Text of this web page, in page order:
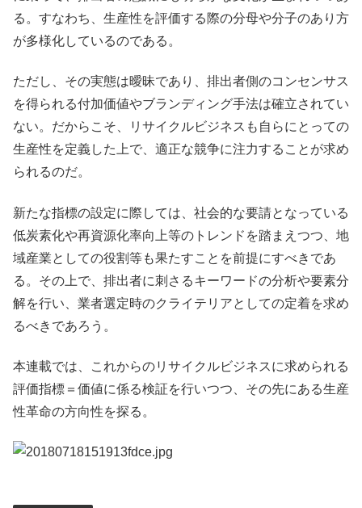
る。すなわち、生産性を評価する際の分母や分子のあり方
が多様化しているのである。
ただし、その実態は曖昧であり、排出者側のコンセンサス
を得られる付加価値やブランディング手法は確立されてい
ない。だからこそ、リサイクルビジネスも自らにとっての
生産性を定義した上で、適正な競争に注力することが求め
られるのだ。
新たな指標の設定に際しては、社会的な要請となっている
低炭素化や再資源化率向上等のトレンドを踏まえつつ、地
域産業としての役割等も果たすことを前提にすべきであ
る。その上で、排出者に刺さるキーワードの分析や要素分
解を行い、業者選定時のクライテリアとしての定着を求め
るべきであろう。
本連載では、これからのリサイクルビジネスに求められる
評価指標＝価値に係る検証を行いつつ、その先にある生産
性革命の方向性を探る。